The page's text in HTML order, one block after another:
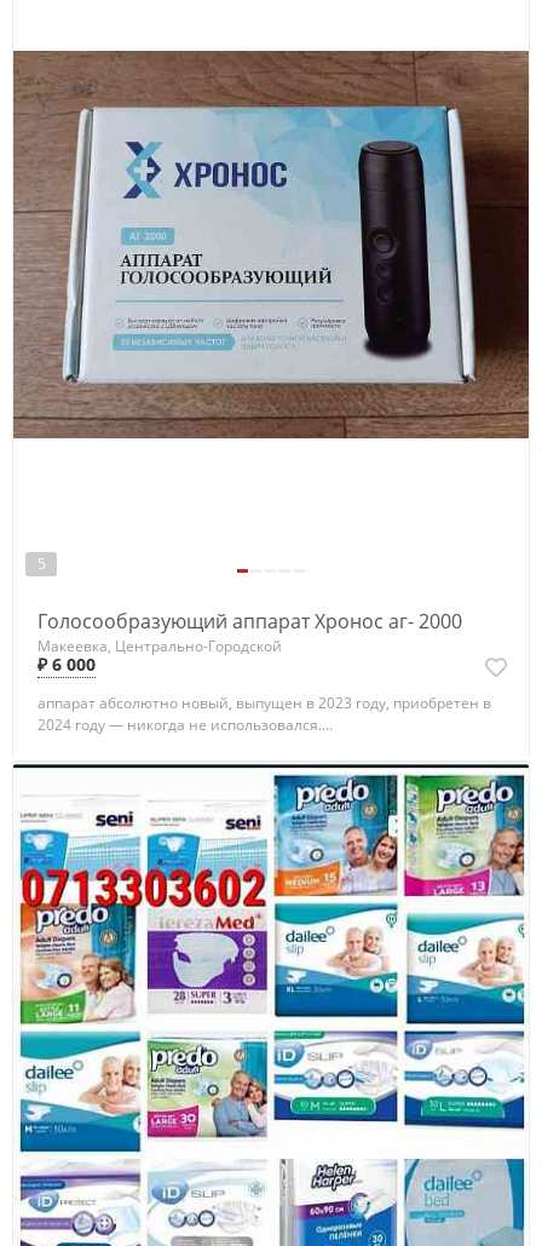
5
Голосообразующий аппарат Хронос аг- 2000
Макеевка, Центрально-Городской
₽ 6 000
аппарат абсолютно новый, выпущен в 2023 году, приобретен в
2024 году — никогда не использовался....